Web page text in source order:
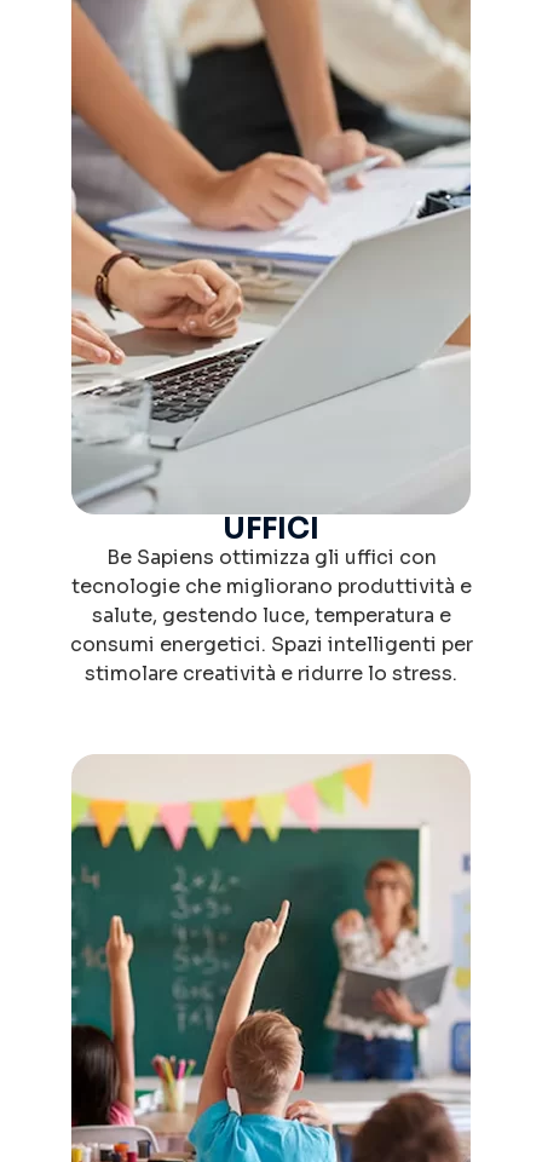
UFFICI
Be Sapiens ottimizza gli uffici con
tecnologie che migliorano produttività e
salute, gestendo luce, temperatura e
consumi energetici. Spazi intelligenti per
stimolare creatività e ridurre lo stress.